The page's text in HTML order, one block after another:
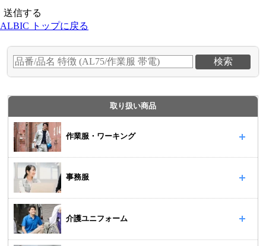
ALBIC トップに戻る
取り扱い商品
作業服・ワーキング
事務服
介護ユニフォーム